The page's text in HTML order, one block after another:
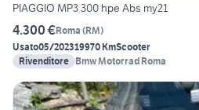
PIAGGIO MP3 300 hpe Abs my21
4.300 €Roma (RM)
Usato05/202319970 KmScooter
Rivenditore Bmw Motorrad Roma